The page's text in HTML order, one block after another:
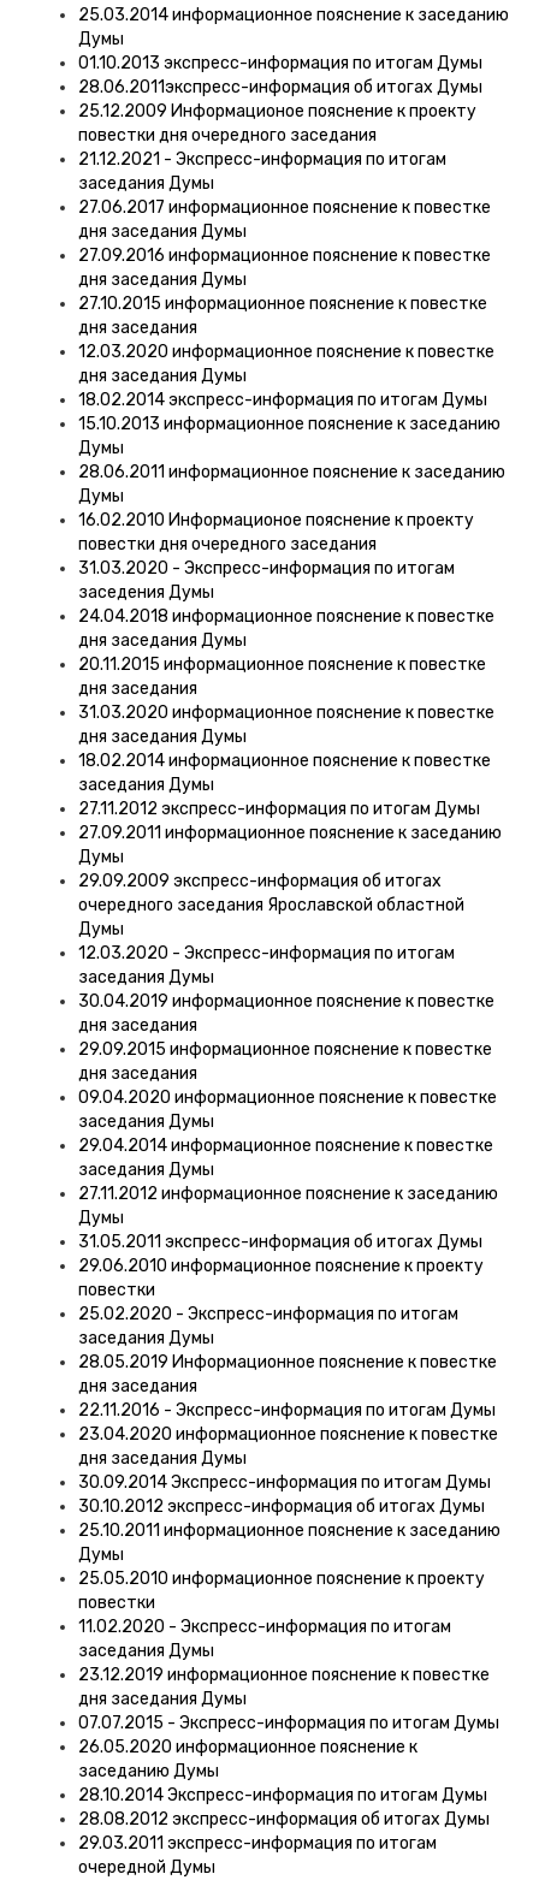
25.03.2014 информационное пояснение к заседанию
Думы
01.10.2013 экспресс-информация по итогам Думы
28.06.2011экспресс-информация об итогах Думы
25.12.2009 Информационое пояснение к проекту
повестки дня очередного заседания
21.12.2021 - Экспресс-информация по итогам
заседания Думы
27.06.2017 информационное пояснение к повестке
дня заседания Думы
27.09.2016 информационное пояснение к повестке
дня заседания Думы
27.10.2015 информационное пояснение к повестке
дня заседания
12.03.2020 информационное пояснение к повестке
дня заседания Думы
18.02.2014 экспресс-информация по итогам Думы
15.10.2013 информационное пояснение к заседанию
Думы
28.06.2011 информационное пояснение к заседанию
Думы
16.02.2010 Информационое пояснение к проекту
повестки дня очередного заседания
31.03.2020 - Экспресс-информация по итогам
заседения Думы
24.04.2018 информационное пояснение к повестке
дня заседания Думы
20.11.2015 информационное пояснение к повестке
дня заседания
31.03.2020 информационное пояснение к повестке
дня заседания Думы
18.02.2014 информационное пояснение к повестке
заседания Думы
27.11.2012 экспресс-информация по итогам Думы
27.09.2011 информационное пояснение к заседанию
Думы
29.09.2009 экспресс-информация об итогах
очередного заседания Ярославской областной
Думы
12.03.2020 - Экспресс-информация по итогам
заседания Думы
30.04.2019 информационное пояснение к повестке
дня заседания
29.09.2015 информационное пояснение к повестке
дня заседания
09.04.2020 информационное пояснение к повестке
заседания Думы
29.04.2014 информационное пояснение к повестке
заседания Думы
27.11.2012 информационное пояснение к заседанию
Думы
31.05.2011 экспресс-информация об итогах Думы
29.06.2010 информационное пояснение к проекту
повестки
25.02.2020 - Экспресс-информация по итогам
заседания Думы
28.05.2019 Информационное пояснение к повестке
дня заседания
22.11.2016 - Экспресс-информация по итогам Думы
23.04.2020 информационное пояснение к повестке
дня заседания Думы
30.09.2014 Экспресс-информация по итогам Думы
30.10.2012 экспресс-информация об итогах Думы
25.10.2011 информационное пояснение к заседанию
Думы
25.05.2010 информационное пояснение к проекту
повестки
11.02.2020 - Экспресс-информация по итогам
заседания Думы
23.12.2019 информационное пояснение к повестке
дня заседания Думы
07.07.2015 - Экспресс-информация по итогам Думы
26.05.2020 информационное пояснение к
заседанию Думы
28.10.2014 Экспресс-информация по итогам Думы
28.08.2012 экспресс-информация об итогах Думы
29.03.2011 экспресс-информация по итогам
очередной Думы